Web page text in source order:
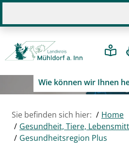
Sie befinden sich hier:
Home
Gesundheit, Tiere,
Gesundheitsregion Plus